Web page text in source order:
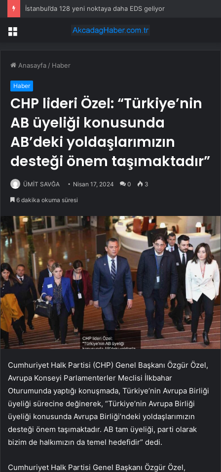
İstanbul’da 128 yeni noktaya daha EDS geliyor
Menü
Anasayfa / Haber
Haber
CHP lideri Özel: “Türkiye’nin
AB üyeliği konusunda
AB’deki yoldaşlarımızın
desteği önem taşımaktadır”
ÜMİT SAVĞA Nisan 17, 2024 0 3
6 dakika okuma süresi
Cumhuriyet Halk Partisi (CHP) Genel Başkanı Özgür Özel,
Avrupa Konseyi Parlamenterler Meclisi İlkbahar
Oturumunda yaptığı konuşmada, Türkiye’nin Avrupa Birliği
üyeliği sürecine değinerek, “Türkiye’nin Avrupa Birliği
üyeliği konusunda Avrupa Birliği’ndeki yoldaşlarımızın
desteği önem taşımaktadır. AB tam üyeliği, parti olarak
bizim de halkımızın da temel hedefidir” dedi.
Cumhuriyet Halk Partisi Genel Başkanı Özgür Özel,